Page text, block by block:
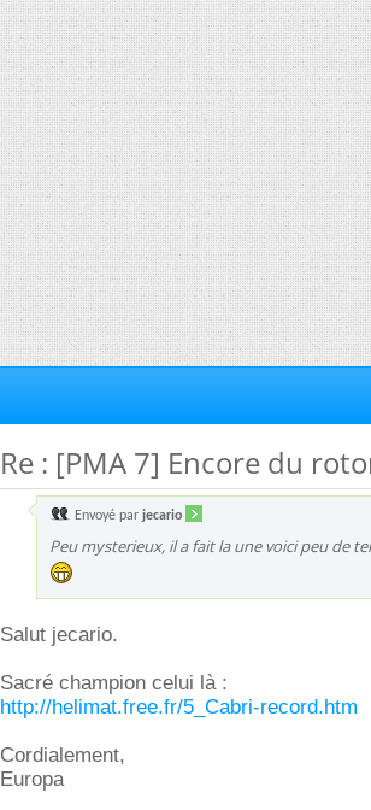
Re : [PMA 7] Encore du
Envoyé par jecario
Peu mysterieux, il a fait la une voici peu de
Salut jecario.
Sacré champion celui là :
http://helimat.free.fr/5_Cabri-record.htm
Cordialement,
Europa